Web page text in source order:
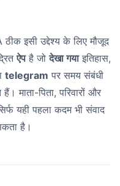
इसी उद्देश्य के लिए मौजूद
ऐपहै जोदेखा गयाइतिहास,
telegram पर समय संबंधी
माता-पिता, परिवारों और
यही पहला कदम भी संवाद
है।